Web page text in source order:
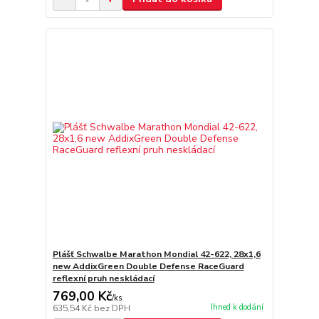
Plášť Schwalbe Marathon Mondial 42-622, 28x1,6
new AddixGreen Double Defense RaceGuard
reflexní pruh neskládací
769,00 Kč/ks
635,54 Kč bez DPH Ihned k dodání